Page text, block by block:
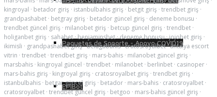
Paquetes de Soporte - Apoyo COVID19
EPIBot
kingroyal · betador giriş · istanbulbahis giriş · betgit giriş · trendbet giriş ·
grandpashabet · betgray giriş · betador güncel giriş · deneme bonusu ·
trendbet güncel giriş · milanobet giriş · betcup güncel giriş · trendbet ·
holiganbet giriş · sahabet·benjaminsbet·deneme bonusu·jojobet giriş ·
ikimisli · grandpashabet giriş·belugabahis·cratosroyalbet·antalya escort
vitrin · trendbet · trendbet giriş · mars-bahis · milanobet güncel giriş ·
marsbahis · kingroyal güncel · trendbet · milanobet · berlinbet · casinoper ·
mars-bahis giriş · kingroyal giriş · cratosroyalbet giriş · trendbet giriş ·
istanbulbahis · betgar güncel giriş · betador · mars-bahis · cratosroyalbet ·
cratosroyalbet · trendbet güncel giriş · betgoo · mars-bahis güncel giriş ·